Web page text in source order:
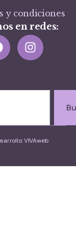
y condiciones
en redes:
VIVAweb